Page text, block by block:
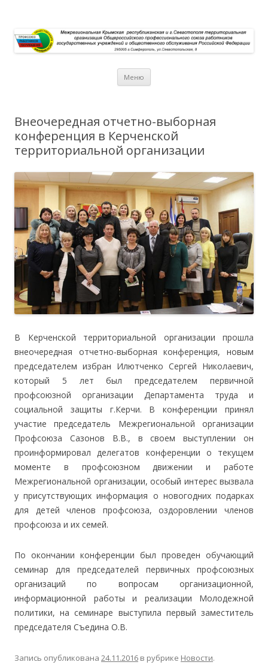
Меню
Внеочередная отчетно-выборная
конференция в Керченской
территориальной организации
В Керченской территориальной организации прошла
внеочередная отчетно-выборная конференция, новым
председателем избран Илютченко Сергей Николаевич,
который 5 лет был председателем первичной
профсоюзной организации Департамента труда и
социальной защиты г.Керчи. В конференции принял
участие председатель Межрегиональной организации
Профсоюза Сазонов В.В., в своем выступлении он
проинформировал делегатов конференции о текущем
моменте в профсоюзном движении и работе
Межрегиональной организации, особый интерес вызвала
у присутствующих информация о новогодних подарках
для детей членов профсоюза, оздоровлении членов
профсоюза и их семей.
По окончании конференции был проведен обучающий
семинар для председателей первичных профсоюзных
организаций по вопросам организационной,
информационной работы и реализации Молодежной
политики, на семинаре выступила первый заместитель
председателя Съедина О.В.
Запись опубликована 24.11.2016 в рубрике Новости.